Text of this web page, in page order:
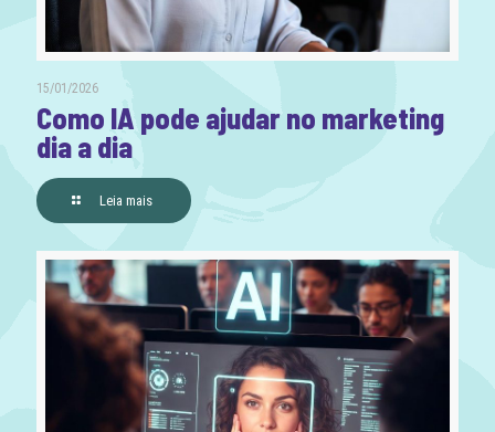
15/01/2026
Como IA pode ajudar no marketing
dia a dia
Leia mais